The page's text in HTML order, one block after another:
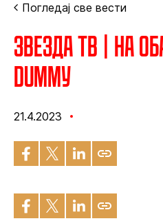
Погледај све вести
Звезда ТВ | На
dummy
21.4.2023